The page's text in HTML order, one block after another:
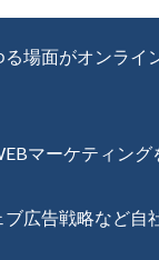
場面がオンラ
マーケティン
広告戦略など自